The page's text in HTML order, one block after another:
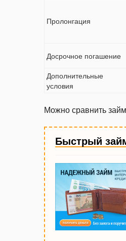
Пролонгация
Досрочное погашение
Дополнительные
условия
Можно сравнить
Быстрый